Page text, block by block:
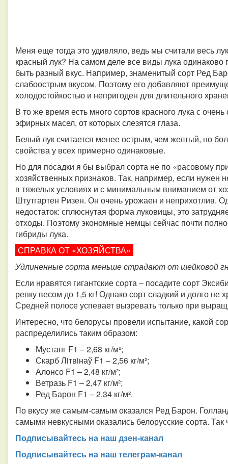
Меня еще тогда это удивляло, ведь мы считали весь
красный лук? На самом деле все виды лука одинаково
быть разный вкус. Например, знаменитый сорт Ред
слабоострым вкусом. Поэтому его добавляют
холодостойкостью и непригоден для длительного
В то же время есть много сортов красного лука с
эфирных масел, от которых слезятся глаза.
Белый лук считается менее острым, чем желтый, но
свойства у всех примерно одинаковые.
Но для посадки я бы выбрал сорта не по «расовому
хозяйственных признаков. Так, например, если нужен
в тяжелых условиях и с минимальным вниманием от
Штутгартен Ризен. Он очень урожаен и неприхотлив.
недостаток: сплюснутая форма луковицы, это
отходы. Поэтому экономные немцы сейчас почти
гибриды лука.
СПРАВКА ОТ «ХОЗЯЙСТВА»
Удлиненные сорта меньше страдают от шейковой
Если нравятся гигантские сорта – посадите сорт
репку весом до 1,5 кг! Однако сорт сладкий и долго не
Средней полосе успевает вызревать только при
Интересно, что белорусы провели испытание, какой
распределились таким образом:
Мустанг F1 – 2,68 кг/м²;
Скарб Лiтвiнаў F1 – 2,56 кг/м²;
Алонсо F1 – 2,48 кг/м²;
Ветразь F1 – 2,47 кг/м²;
Ред Барон F1 – 2,34 кг/м².
По вкусу же самым-самым оказался Ред Барон.
самыми невкусными оказались белорусские сорта.
Подписывайтесь на наш дзен-канал
Подписывайтесь на наш телеграм-канал